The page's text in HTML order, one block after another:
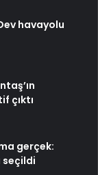
havayolu
çıktı
gerçek:
seçildi